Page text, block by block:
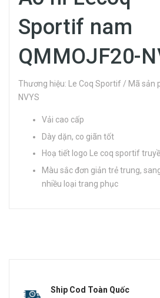
Sportif nam
QMMOJF20-
Thương hiệu: Le Coq Sportif / Mã sản
NVYS
Vải cao cấp
Dày dặn, co giãn tốt
Hoạ tiết logo Le coq sportif
Màu sắc đơn giản trẻ trung,
nhiều loại trang phục
Ship Cod Toàn Quốc